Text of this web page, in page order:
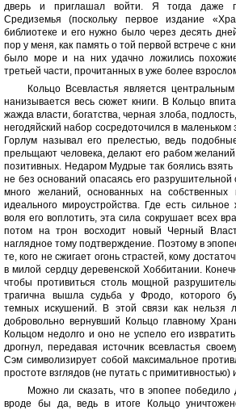
дверь и приглашал войти. Я тогда даже
Средиземья (поскольку первое издание
библиотеке и его нужно было через десять
пор у меня, как память о той первой встрече с
было море и на них удачно ложились
третьей части, прочитанных в уже более
Кольцо Всевластья является
нанизывается весь сюжет книги. В Кольцо
жажда власти, богатства, черная злоба,
негодяйский набор сосредоточился в
Горлум называл его прелестью, ведь
прельщают человека, делают его рабом
позитивных. Недаром Мудрые так боялись
не без оснований опасаясь его
много желаний, основанных на собственных
идеального мироустройства. Где есть
воля его воплотить, эта сила сокрушает всех
потом на трон восходит новый Черный
наглядное тому подтверждение. Поэтому в
те, кого не сжигает огонь страстей, кому
в милой сердцу деревенской Хоббитании.
чтобы противиться столь мощной
трагична вышла судьба у Фродо, которого
темных искушений. В этой связи как нельзя
добровольно вернувший Кольцо главному
Кольцом недолго и оно не успело его
дрогнул, передавая источник всевластья
Сэм символизирует собой максимальное
простоте взглядов (не путать с примитивностью)
Можно ли сказать, что в эпопее
вроде бы да, ведь в итоге Кольцо